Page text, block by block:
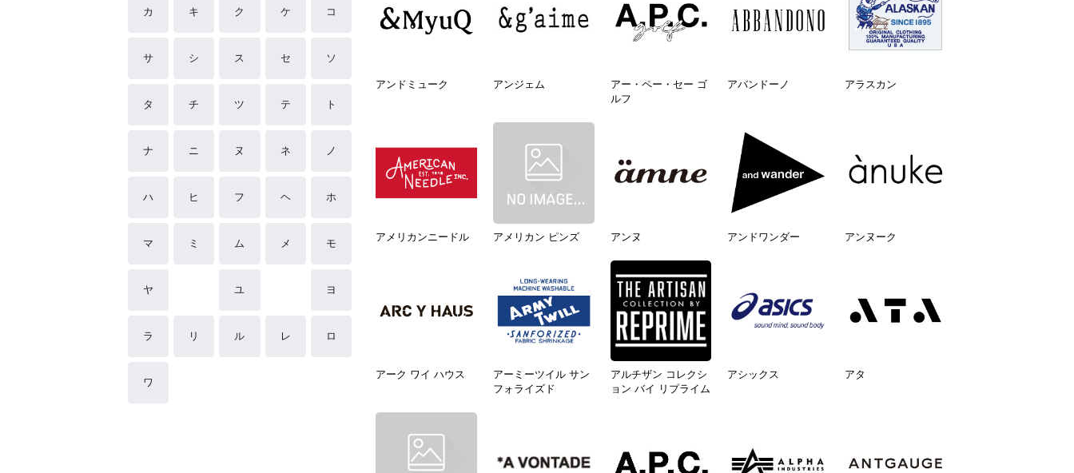
カ キ ク ケ コ
サ シ ス セ ソ
タ チ ツ テ ト
ナ ニ ヌ ネ ノ
ハ ヒ フ ヘ ホ
マ ミ ム メ モ
ヤ ユ ヨ
ラ リ ル レ ロ
ワ
アンドミューク アンジェム
アー・ペー・セー ゴ
ルフ
アバンドーノ アラスカン
アメリカンニードル アメリカン ピンズ アンヌ アンドワンダー アンヌーク
アーク ワイ ハウス
アーミーツイル サン
フォライズド
アルチザン コレクシ
ョン バイ リプライム
アシックス アタ